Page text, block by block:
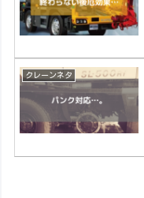
クレーンネタ